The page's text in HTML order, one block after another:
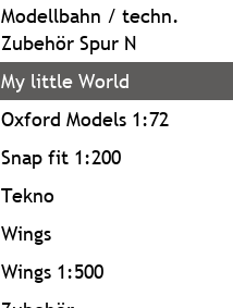
Modellbahn / techn.
Zubehör Spur N
My little World
Oxford Models 1:72
Snap fit 1:200
Tekno
Wings
Wings 1:500